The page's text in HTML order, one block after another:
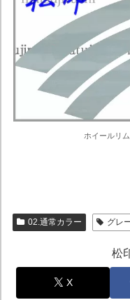
ホイールリ
02.通常カラー グレ
松
X